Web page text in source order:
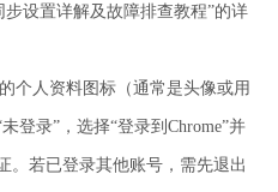
步设置详解及故障排查教程”的详
个人资料图标（通常是头像或用
登录”，选择“登录到Chrome”并
。若已登录其他账号，需先退出